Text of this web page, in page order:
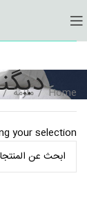
Home ملزمة
your selection.